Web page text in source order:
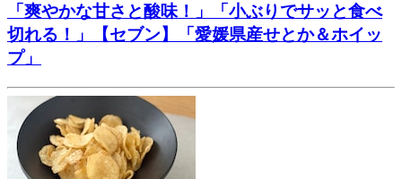
「爽やかな甘さと酸味！」「小ぶりでサッと食べ
切れる！」【セブン】「愛媛県産せとか＆ホイッ
プ」